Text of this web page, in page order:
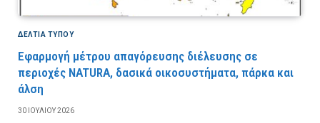
ΔΕΛΤΙΑ ΤΥΠΟΥ
Εφαρμογή μέτρου απαγόρευσης διέλευσης σε
περιοχές NATURA, δασικά οικοσυστήματα, πάρκα και
άλση
30 ΙΟΥΛΊΟΥ 2026